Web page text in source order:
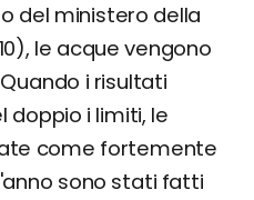
del ministero della
le acque vengono
i risultati
doppio i limiti, le
come fortemente
sono stati fatti